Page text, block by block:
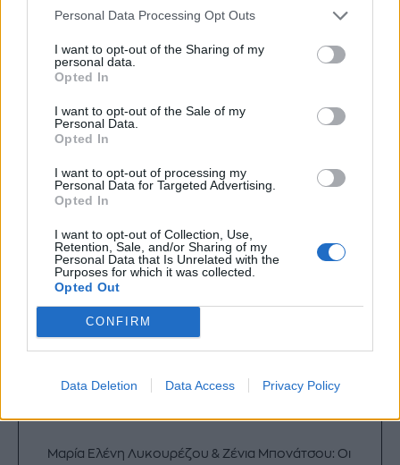
Personal Data Processing Opt Outs
I want to opt-out of the Sharing of my
personal data.
Opted In
I want to opt-out of the Sale of my
Personal Data.
Opted In
I want to opt-out of processing my
Personal Data for Targeted Advertising.
Opted In
I want to opt-out of Collection, Use,
Retention, Sale, and/or Sharing of my
Personal Data that Is Unrelated with the
Purposes for which it was collected.
Opted Out
CONFIRM
Data Deletion Data Access Privacy Policy
Μαρία Ελένη Λυκουρέζου & Ζένια Μπονάτσου: Οι